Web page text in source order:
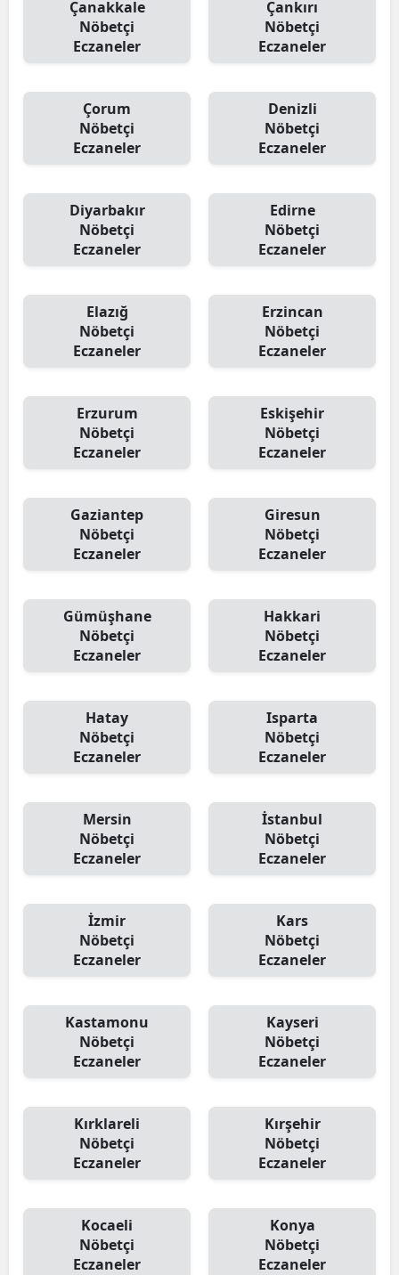
Çanakkale
Nöbetçi
Eczaneler
Çankırı
Nöbetçi
Eczaneler
Çorum
Nöbetçi
Eczaneler
Denizli
Nöbetçi
Eczaneler
Diyarbakır
Nöbetçi
Eczaneler
Edirne
Nöbetçi
Eczaneler
Elazığ
Nöbetçi
Eczaneler
Erzincan
Nöbetçi
Eczaneler
Erzurum
Nöbetçi
Eczaneler
Eskişehir
Nöbetçi
Eczaneler
Gaziantep
Nöbetçi
Eczaneler
Giresun
Nöbetçi
Eczaneler
Gümüşhane
Nöbetçi
Eczaneler
Hakkari
Nöbetçi
Eczaneler
Hatay
Nöbetçi
Eczaneler
Isparta
Nöbetçi
Eczaneler
Mersin
Nöbetçi
Eczaneler
İstanbul
Nöbetçi
Eczaneler
İzmir
Nöbetçi
Eczaneler
Kars
Nöbetçi
Eczaneler
Kastamonu
Nöbetçi
Eczaneler
Kayseri
Nöbetçi
Eczaneler
Kırklareli
Nöbetçi
Eczaneler
Kırşehir
Nöbetçi
Eczaneler
Kocaeli
Nöbetçi
Eczaneler
Konya
Nöbetçi
Eczaneler